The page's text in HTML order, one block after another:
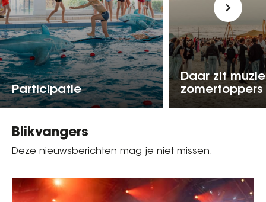
Participatie
Daar zit
zomertoppers
Blikvangers
Deze nieuwsberichten mag je niet missen.